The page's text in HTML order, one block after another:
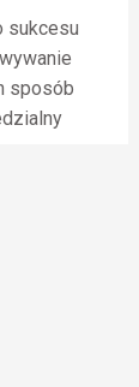
sukcesu
sposób